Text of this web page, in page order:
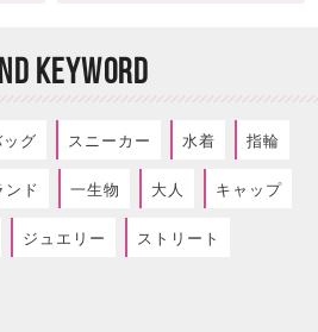
KEYWORD
ッグ スニーカー 水着 指輪
ンド 一生物 大人 キャップ
ジュエリー ストリート